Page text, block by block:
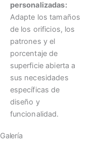
personalizadas:
Adapte los tamaños
de los orificios, los
patrones y el
porcentaje de
superficie abierta a
sus necesidades
específicas de
diseño y
funcionalidad.
Galería